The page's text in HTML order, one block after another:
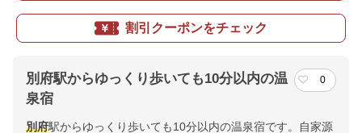
割引クーポンをチェック
別府駅からゆっくり歩いても10分以内の温
泉宿
0
別府駅からゆっくり歩いても10分以内の温泉宿です。自家源